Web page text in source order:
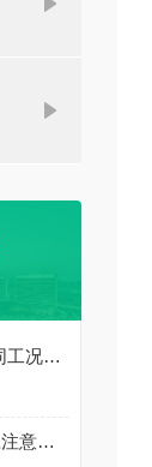
盖米阀门选型指南：满足不同工况需求
labom压力变送器使用过程应注意的几个情况